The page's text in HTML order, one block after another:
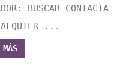
BUSCAR CONTACTA
...